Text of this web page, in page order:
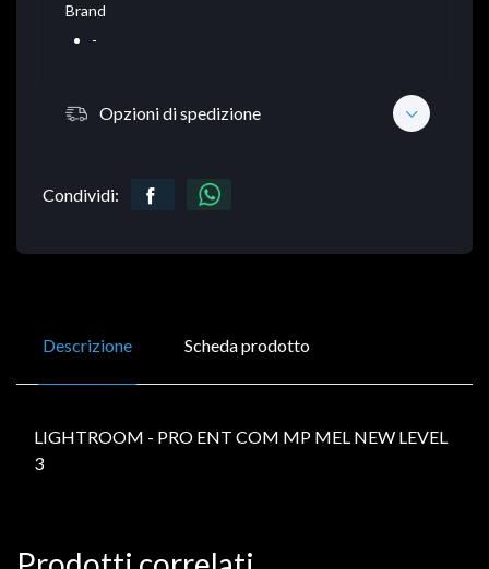
Brand
-
Opzioni di spedizione
Condividi:
Descrizione Scheda prodotto
LIGHTROOM - PRO ENT COM MP MEL NEW LEVEL
3